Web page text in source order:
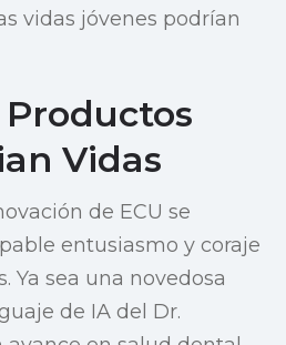
vidas jóvenes podrían
Productos
Vidas
de ECU se
entusiasmo y coraje
Ya sea una novedosa
de IA del Dr.